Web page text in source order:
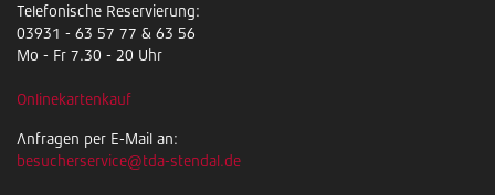
Telefonische Reservierung:
03931 - 63 57 77 & 63 56
Mo - Fr 7.30 - 20 Uhr
Onlinekartenkauf
Anfragen per E-Mail an:
besucherservice@tda-stendal.de